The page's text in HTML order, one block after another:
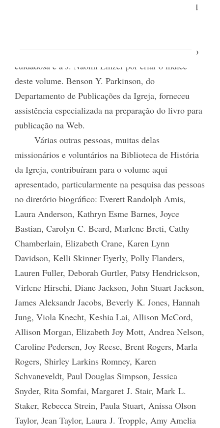
Lisa Roper, Amy Durham, Suzanne Brady, Richard
Agradecemos a Margaret A. Hogan por sua revisão
cuidadosa e a J. Naomi Linzer por criar o índice
deste volume. Benson Y. Parkinson, do
Departamento de Publicações da Igreja, forneceu
assistência especializada na preparação do livro para
publicação na Web.
Várias outras pessoas, muitas delas
missionários e voluntários na Biblioteca de História
da Igreja, contribuíram para o volume aqui
apresentado, particularmente na pesquisa das pessoas
no diretório biográfico: Everett Randolph Amis,
Laura Anderson, Kathryn Esme Barnes, Joyce
Bastian, Carolyn C. Beard, Marlene Breti, Cathy
Chamberlain, Elizabeth Crane, Karen Lynn
Davidson, Kelli Skinner Eyerly, Polly Flanders,
Lauren Fuller, Deborah Gurtler, Patsy Hendrickson,
Virlene Hirschi, Diane Jackson, John Stuart Jackson,
James Aleksandr Jacobs, Beverly K. Jones, Hannah
Jung, Viola Knecht, Keshia Lai, Allison McCord,
Allison Morgan, Elizabeth Joy Mott, Andrea Nelson,
Caroline Pedersen, Joy Reese, Brent Rogers, Marla
Rogers, Shirley Larkins Romney, Karen
Schvaneveldt, Paul Douglas Simpson, Jessica
Snyder, Rita Somfai, Margaret J. Stair, Mark L.
Staker, Rebecca Strein, Paula Stuart, Anissa Olson
Taylor, Jean Taylor, Laura J. Tropple, Amy Amelia